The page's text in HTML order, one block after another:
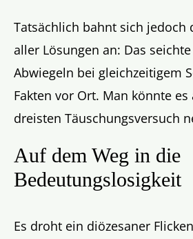
Tatsächlich bahnt sich jedoch
aller Lösungen an: Das
Abwiegeln bei gleichzeitigem
Fakten vor Ort. Man könnte es
dreisten Täuschungsversuch
Auf dem Weg in die
Bedeutungslosigkeit
Es droht ein diözesaner